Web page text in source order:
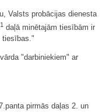
Valsts probācijas dienesta
1 daļā minētajām tiesībām ir
tiesības."
"darbiniekiem" ar
pirmās daļas 2. un